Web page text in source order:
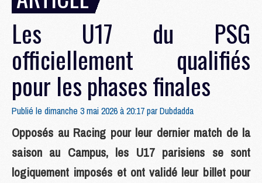
Les U17 du PSG
officiellement qualifiés
pour les phases finales
Publié le dimanche 3 mai 2026 à 20:17 parDubdadda
Opposés au Racing pour leur dernier match de la
saison au Campus, les U17 parisiens se sont
logiquement imposés et ont validé leur billet pour